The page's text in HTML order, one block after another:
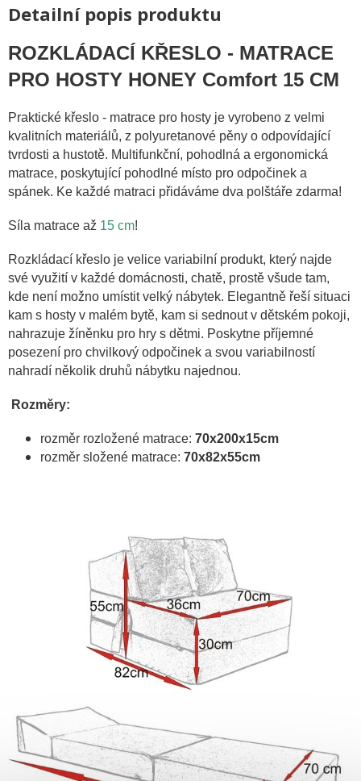
Detailní popis produktu
ROZKLÁDACÍ KŘESLO - MATRACE
PRO HOSTY HONEY Comfort 15 CM
Praktické křeslo - matrace pro hosty je vyrobeno z velmi
kvalitních materiálů, z polyuretanové pěny o odpovídající
tvrdosti a hustotě. Multifunkční, pohodlná a ergonomická
matrace, poskytující pohodlné místo pro odpočinek a
spánek. Ke každé matraci přidáváme dva polštáře zdarma!
Síla matrace až 15 cm!
Rozkládací křeslo je velice variabilní produkt, který najde
své využití v každé domácnosti, chatě, prostě všude tam,
kde není možno umístit velký nábytek. Elegantně řeší situaci
kam s hosty v malém bytě, kam si sednout v dětském pokoji,
nahrazuje žíněnku pro hry s dětmi. Poskytne příjemné
posezení pro chvilkový odpočinek a svou variabilností
nahradí několik druhů nábytku najednou.
Rozměry:
rozměr rozložené matrace: 70x200x15cm
rozměr složené matrace: 70x82x55cm